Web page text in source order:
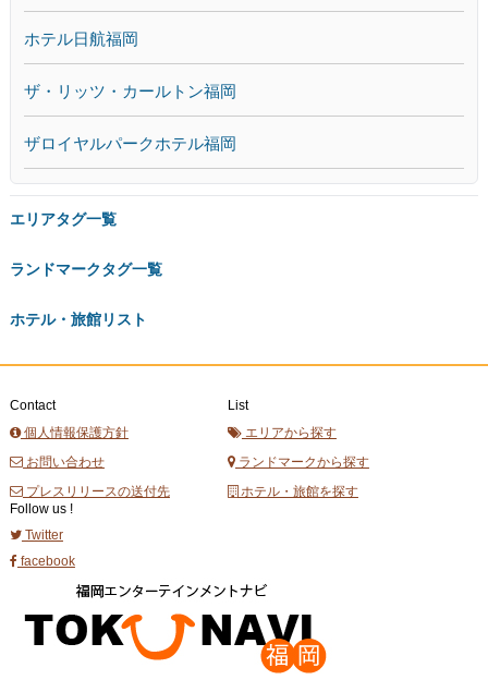
ホテル日航福岡
ザ・リッツ・カールトン福岡
ザロイヤルパークホテル福岡
エリアタグ一覧
ランドマークタグ一覧
ホテル・旅館リスト
Contact
個人情報保護方針
お問い合わせ
プレスリリースの送付先
List
エリアから探す
ランドマークから探す
ホテル・旅館を探す
Follow us !
Twitter
facebook